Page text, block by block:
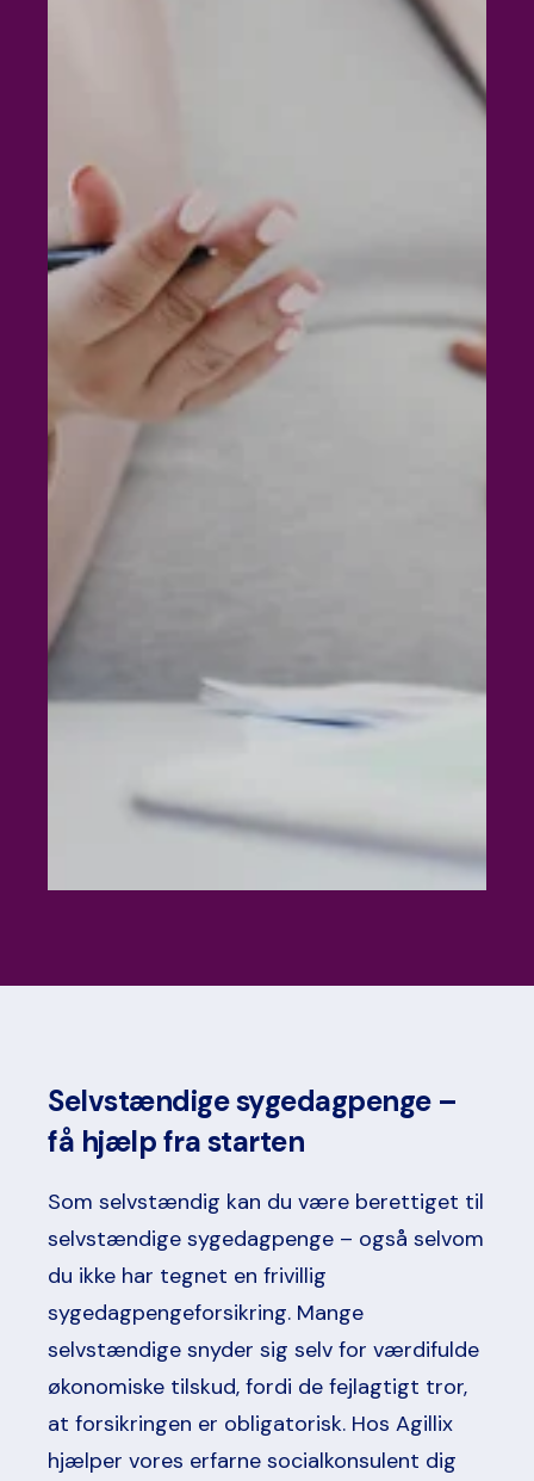
Selvstændige sygedagpenge –
få hjælp fra starten
Som selvstændig kan du være berettiget til
selvstændige sygedagpenge – også selvom
du ikke har tegnet en frivillig
sygedagpengeforsikring. Mange
selvstændige snyder sig selv for værdifulde
økonomiske tilskud, fordi de fejlagtigt tror,
at forsikringen er obligatorisk. Hos Agillix
hjælper vores erfarne socialkonsulent dig